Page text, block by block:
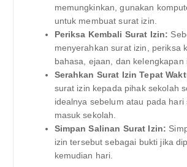
memungkinkan, gunakan
untuk membuat surat izin.
Periksa Kembali Surat Izin:
menyerahkan surat izin, periksa
bahasa, ejaan, dan kelengkapan
Serahkan Surat Izin Tepat
surat izin kepada pihak sekolah
idealnya sebelum atau pada hari
masuk sekolah.
Simpan Salinan Surat Izin:
izin tersebut sebagai bukti jika
kemudian hari.